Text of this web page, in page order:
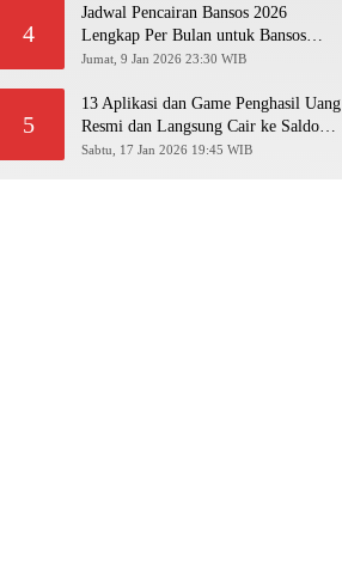
4
Jadwal Pencairan Bansos 2026
Lengkap Per Bulan untuk Bansos
PKH, BPNT, PIP, BLT Kesra
Jumat, 9 Jan 2026 23:30 WIB
5
13 Aplikasi dan Game Penghasil Uang
Resmi dan Langsung Cair ke Saldo
Dana 2026
Sabtu, 17 Jan 2026 19:45 WIB